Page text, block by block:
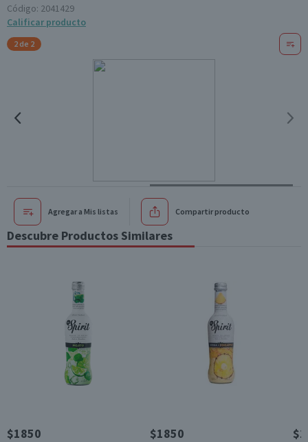
Código: 2041429
Calificar producto
2 de 2
Agregar a Mis listas Compartir producto
Descubre Productos Similares
$1850 $1850